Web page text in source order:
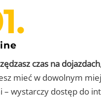
czas na dojazdach
mieć w dowolnym
– wystarczy dostęp do